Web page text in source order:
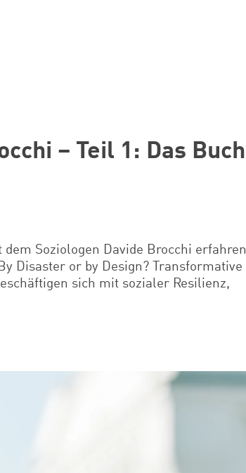
– Teil 1: Das Buch
Soziologen Davide Brocchi erfahren
Disaster or by Design? Transformative
sich mit sozialer Resilienz,